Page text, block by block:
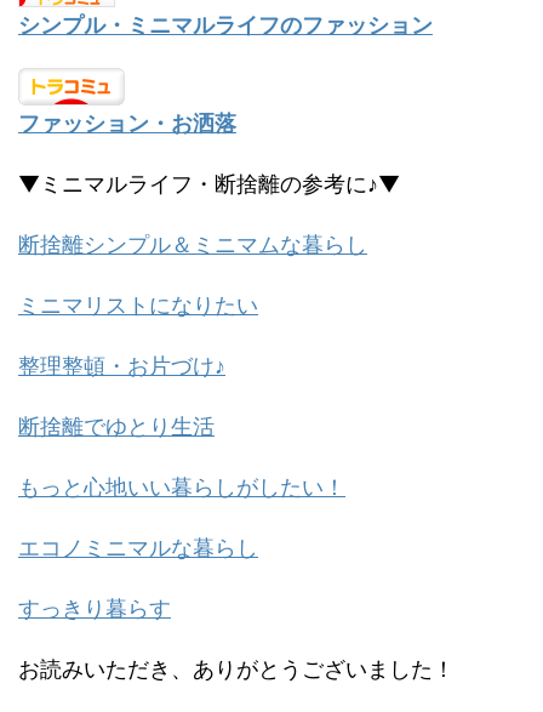
シンプル・ミニマルライフのファッション
ファッション・お洒落
▼ミニマルライフ・断捨離の参考に♪▼
断捨離シンプル＆ミニマムな暮らし
ミニマリストになりたい
整理整頓・お片づけ♪
断捨離でゆとり生活
もっと心地いい暮らしがしたい！
エコノミニマルな暮らし
すっきり暮らす
お読みいただき、ありがとうございました！